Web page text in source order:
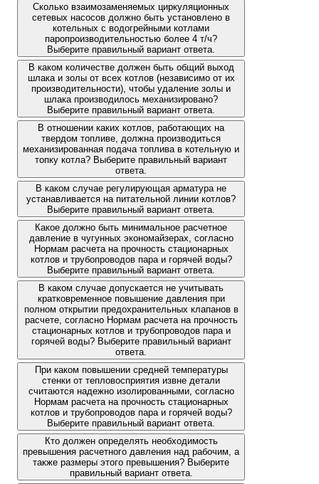
Сколько взаимозаменяемых циркуляционных
сетевых насосов должно быть установлено в
котельных с водогрейными котлами
паропроизводительностью более 4 т/ч?
Выберите правильный вариант ответа.
В каком количестве должен быть общий выход
шлака и золы от всех котлов (независимо от их
производительности), чтобы удаление золы и
шлака производилось механизировано?
Выберите правильный вариант ответа.
В отношении каких котлов, работающих на
твердом топливе, должна производиться
механизированная подача топлива в котельную и
топку котла? Выберите правильный вариант
ответа.
В каком случае регулирующая арматура не
устанавливается на питательной линии котлов?
Выберите правильный вариант ответа.
Какое должно быть минимальное расчетное
давление в чугунных экономайзерах, согласно
Нормам расчета на прочность стационарных
котлов и трубопроводов пара и горячей воды?
Выберите правильный вариант ответа.
В каком случае допускается не учитывать
кратковременное повышение давления при
полном открытии предохранительных клапанов в
расчете, согласно Нормам расчета на прочность
стационарных котлов и трубопроводов пара и
горячей воды? Выберите правильный вариант
ответа.
При каком повышении средней температуры
стенки от тепловосприятия извне детали
считаются надежно изолированными, согласно
Нормам расчета на прочность стационарных
котлов и трубопроводов пара и горячей воды?
Выберите правильный вариант ответа.
Кто должен определять необходимость
превышения расчетного давления над рабочим, а
также размеры этого превышения? Выберите
правильный вариант ответа.